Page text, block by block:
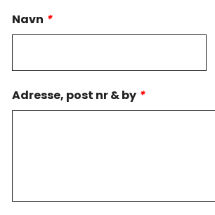
Navn *
Adresse, post nr & by *